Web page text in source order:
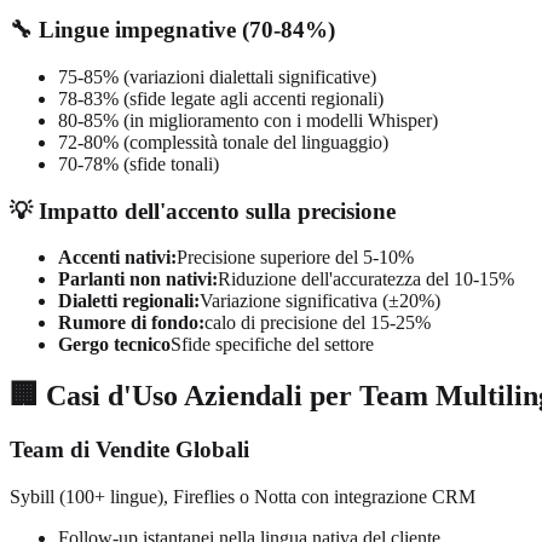
🔧 Lingue impegnative (70-84%)
75-85% (variazioni dialettali significative)
78-83% (sfide legate agli accenti regionali)
80-85% (in miglioramento con i modelli Whisper)
72-80% (complessità tonale del linguaggio)
70-78% (sfide tonali)
💡 Impatto dell'accento sulla precisione
Accenti nativi:Precisione superiore del 5-10%
Parlanti non nativi:Riduzione dell'accuratezza del 10-15%
Dialetti regionali:Variazione significativa (±20%)
Rumore di fondo:calo di precisione del 15-25%
Gergo tecnicoSfide specifiche del settore
🏢 Casi d'Uso Aziendali per Team
Team di Vendite Globali
Sybill (100+ lingue), Fireflies o Notta con integrazione CRM
Follow-up istantanei nella lingua nativa del cliente